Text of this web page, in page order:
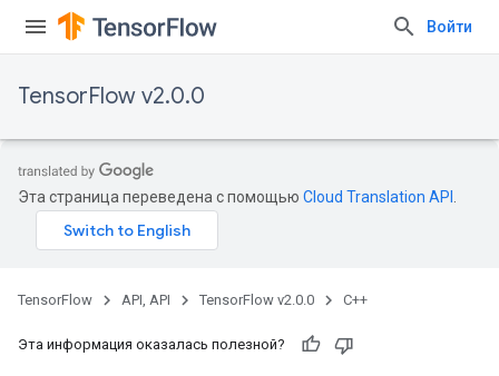
Войти
TensorFlow v2.0.0
Эта страница переведена с помощью Cloud Translation API
TensorFlow API, API TensorFlow v2.0.0 C++
Эта информация оказалась полезной?